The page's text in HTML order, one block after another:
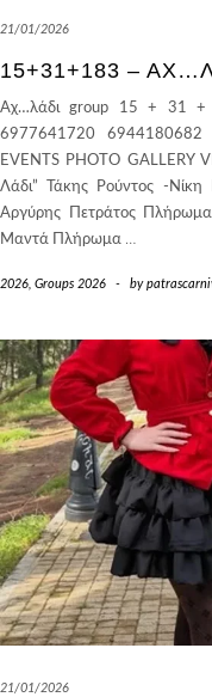
21/01/2026
15+31+183 –
Αχ…λάδι group 15 + 31 +
6977641720 6944180682
EVENTS PHOTO GALLERY
Λάδι” Τάκης Ρούντος -
Αργύρης Πετράτος
Μαντά Πλήρωμα …
2026, Groups 2026 - by
21/01/2026